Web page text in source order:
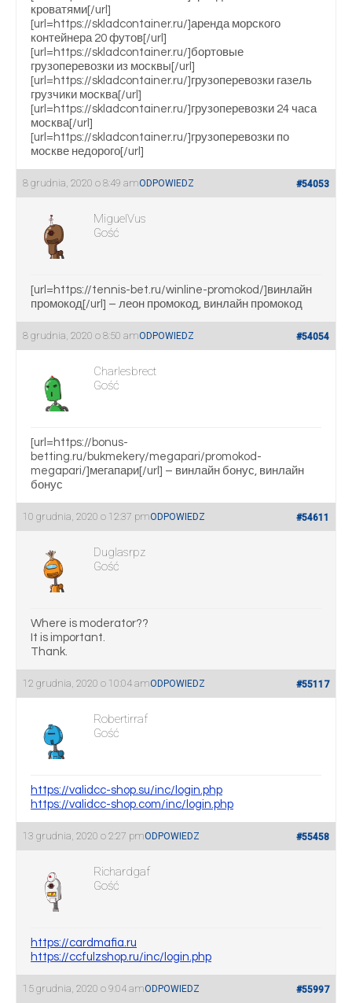
кроватями[/url]
[url=https://skladcontainer.ru/]аренда морского
контейнера 20 футов[/url]
[url=https://skladcontainer.ru/]бортовые
грузоперевозки из москвы[/url]
[url=https://skladcontainer.ru/]грузоперевозки газель
грузчики москва[/url]
[url=https://skladcontainer.ru/]грузоперевозки 24 часа
москва[/url]
[url=https://skladcontainer.ru/]грузоперевозки по
москве недорого[/url]
8 grudnia, 2020 o 8:49 am #54053
ODPOWIEDZ
MiguelVus
Gość
[url=https://tennis-bet.ru/winline-promokod/]винлайн
промокод[/url] – леон промокод, винлайн промокод
8 grudnia, 2020 o 8:50 am #54054
ODPOWIEDZ
Charlesbrect
Gość
[url=https://bonus-
betting.ru/bukmekery/megapari/promokod-
megapari/]мегапари[/url] – винлайн бонус, винлайн
бонус
10 grudnia, 2020 o 12:37 pm #54611
ODPOWIEDZ
Duglasrpz
Gość
Where is moderator??
It is important.
Thank.
12 grudnia, 2020 o 10:04 am #55117
ODPOWIEDZ
Robertirraf
Gość
https://validcc-shop.su/inc/login.php
https://validcc-shop.com/inc/login.php
13 grudnia, 2020 o 2:27 pm #55458
ODPOWIEDZ
Richardgaf
Gość
https://cardmafia.ru
https://ccfulzshop.ru/inc/login.php
15 grudnia, 2020 o 9:04 am #55997
ODPOWIEDZ